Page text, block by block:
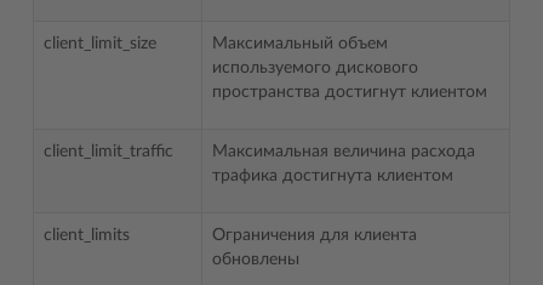
client_limit_size
Максимальный объем
используемого дискового
пространства достигнут клиентом
client_limit_traffic
Максимальная величина расхода
трафика достигнута клиентом
client_limits
Ограничения для клиента
обновлены